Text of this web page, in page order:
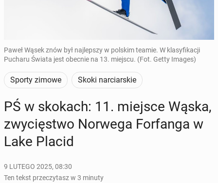
Paweł Wąsek znów był najlepszy w polskim teamie. W klasyfikacji
Pucharu Świata jest obecnie na 13. miejscu. (Fot. Getty Images)
Sporty zimowe Skoki narciarskie
PŚ w skokach: 11. miejsce Wąska,
zwy­cię­stwo Norwega For­fan­ga w
Lake Placid
9 LUTEGO 2025, 08:30
Ten tekst przeczytasz w 3 minuty